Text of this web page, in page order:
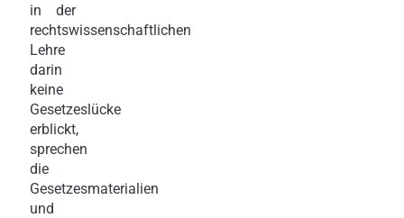
in der
rechtswissenschaftlichen
Lehre
darin
keine
Gesetzeslücke
erblickt,
sprechen
die
Gesetzesmaterialien
und